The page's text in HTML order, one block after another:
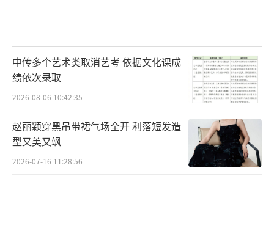
中传多个艺术类取消艺考 依据文化课成
绩依次录取
2026-08-06 10:42:35
赵丽颖穿黑吊带裙气场全开 利落短发造
型又美又飒
2026-07-16 11:28:56